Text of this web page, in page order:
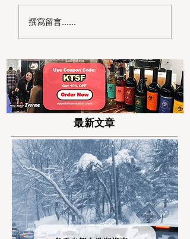
2026 硅谷商务社交新
致餐饮与商务宴请清单
撰寫留言......
最新文章